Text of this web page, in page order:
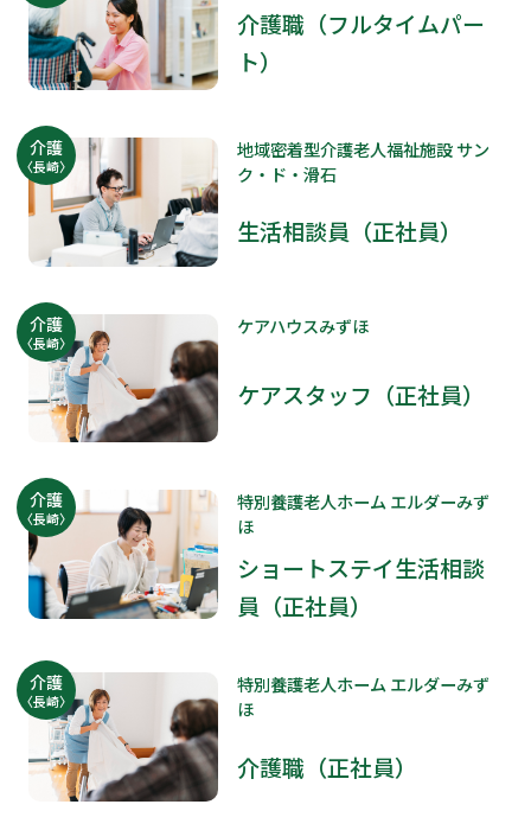
介護職（フルタイムパー
ト）
介護
〈長崎〉
地域密着型介護老人福祉施設 サン
ク・ド・滑石
生活相談員（正社員）
介護
〈長崎〉
ケアハウスみずほ
ケアスタッフ（正社員）
介護
〈長崎〉
特別養護老人ホーム エルダーみず
ほ
ショートステイ生活相談
員（正社員）
介護
〈長崎〉
特別養護老人ホーム エルダーみず
ほ
介護職（正社員）